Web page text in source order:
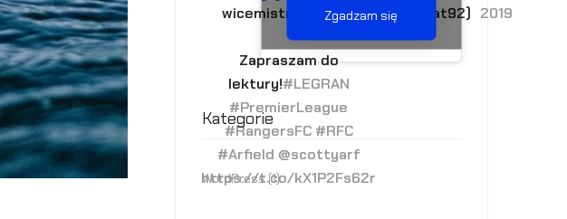
wicemistrza
@spfl.
Zapraszam do
lektury!#LEGRAN
#PremierLeague
#RangersFC #RFC
#Arfield @scottyarf
https://t.co/kX1P2Fs62r
(@Sw_Mat92) 2019
Zgadzam się
Kategorie
WordPress(1)